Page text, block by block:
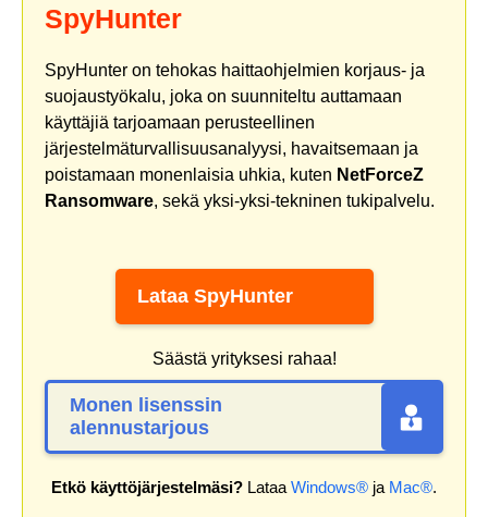
SpyHunter
SpyHunter on tehokas haittaohjelmien korjaus- ja
suojaustyökalu, joka on suunniteltu auttamaan
käyttäjiä tarjoamaan perusteellinen
järjestelmäturvallisuusanalyysi, havaitsemaan ja
poistamaan monenlaisia uhkia, kuten NetForceZ
Ransomware, sekä yksi-yksi-tekninen tukipalvelu.
Lataa SpyHunter
Säästä yrityksesi rahaa!
Monen lisenssin
alennustarjous
Etkö käyttöjärjestelmäsi? Lataa Windows® ja Mac®.